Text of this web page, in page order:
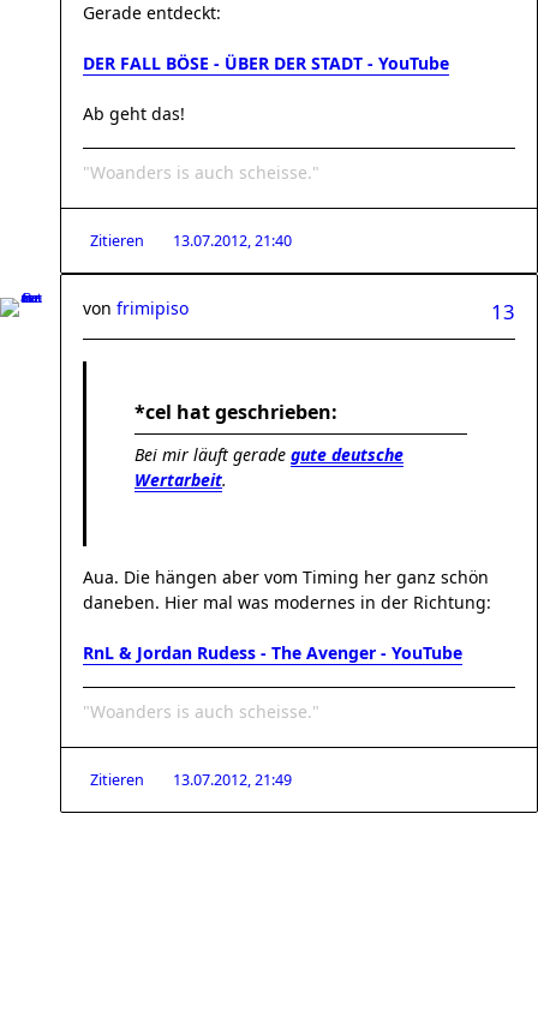
Gerade entdeckt:
DER FALL BÖSE - ÜBER DER STADT - YouTube
Ab geht das!
"Woanders is auch scheisse."
Zitieren 13.07.2012, 21:40
13
von frimipiso
*cel hat geschrieben:
Bei mir läuft gerade gute deutsche
Wertarbeit.
Aua. Die hängen aber vom Timing her ganz schön
daneben. Hier mal was modernes in der Richtung:
RnL & Jordan Rudess - The Avenger - YouTube
"Woanders is auch scheisse."
Zitieren 13.07.2012, 21:49